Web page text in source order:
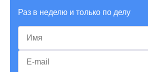
Раз в неделю и только по делу